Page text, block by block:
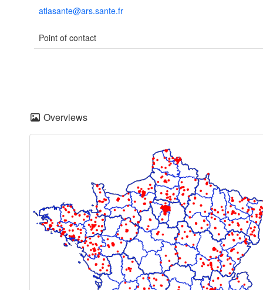
atlasante@ars.sante.fr
Point of contact
Overviews